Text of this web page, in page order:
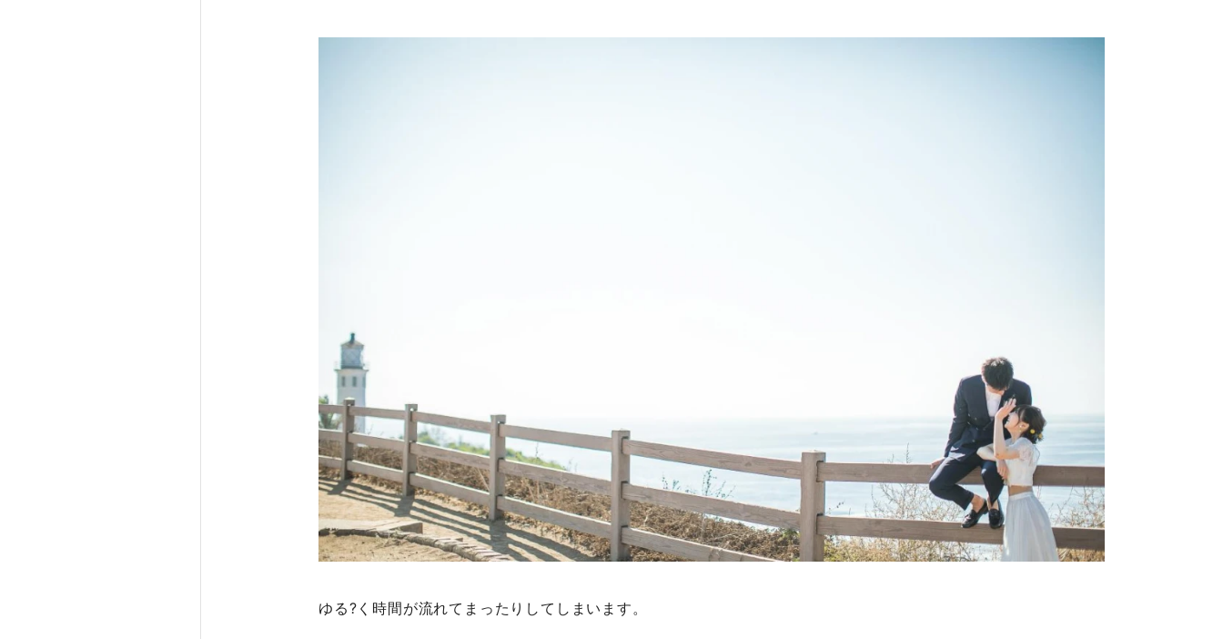
ゆる?く時間が流れてまったりしてしまいます。